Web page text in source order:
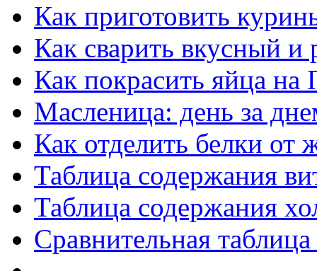
Как приготовить
Как сварить вкусный и
Как покрасить яйца на
Масленица: день за
Как отделить белки от
Таблица содержания
Таблица содержания
Сравнительная